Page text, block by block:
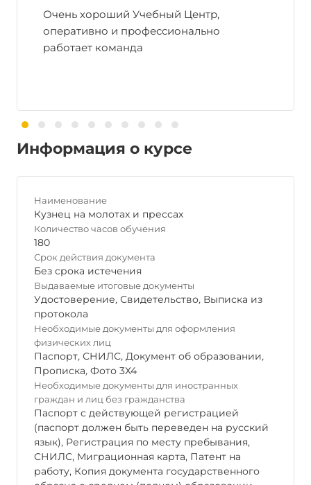
Очень хороший Учебный Центр,
оперативно и профессионально
работает команда
Информация о курсе
Наименование
Кузнец на молотах и прессах
Количество часов обучения
180
Срок действия документа
Без срока истечения
Выдаваемые итоговые документы
Удостоверение, Свидетельство, Выписка из
протокола
Необходимые документы для оформления
физических лиц
Паспорт, СНИЛС, Документ об образовании,
Прописка, Фото 3Х4
Необходимые документы для иностранных
граждан и лиц без гражданства
Паспорт с действующей регистрацией
(паспорт должен быть переведен на русский
язык), Регистрация по месту пребывания,
СНИЛС, Миграционная карта, Патент на
работу, Копия документа государственного